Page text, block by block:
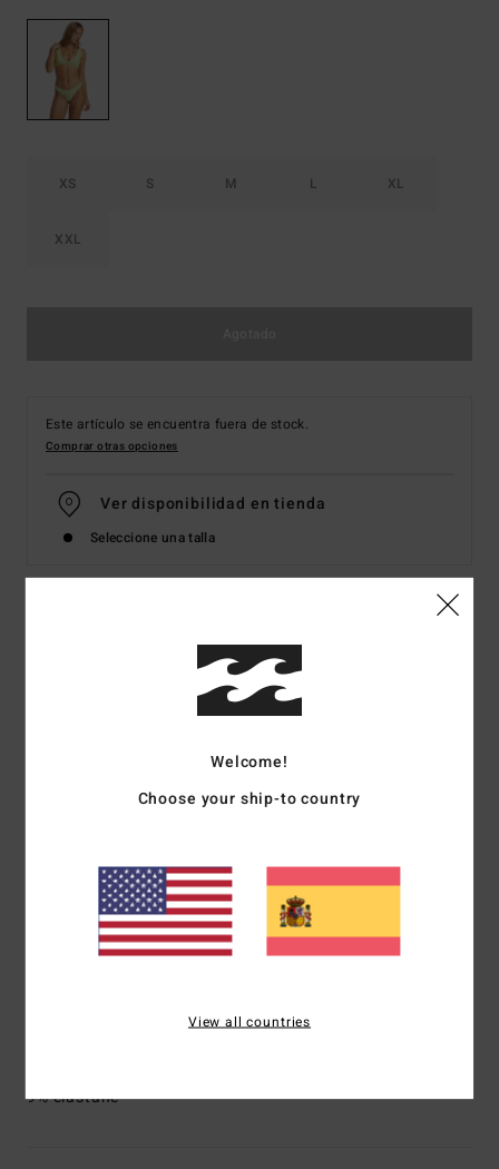
XS S M L XL
XXL
Este artículo se encuentra fuera de stock.
Comprar otras opciones
Ver disponibilidad en tienda
Seleccione una talla
Detalles & características
Top de bikini deportivo Verde Mujer
Cuello:diseño con escote
Tirantes:tirantes fijos
Acolchado:Sin acolchar
Cobertura:cobertura media
Marca:__ logo bordado
9% elastane
Welcome!
Choose your ship-to country
View all countries